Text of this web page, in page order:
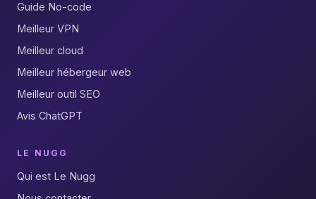
Guide No-code
Meilleur VPN
Meilleur cloud
Meilleur hébergeur web
Meilleur outil SEO
Avis ChatGPT
LE NUGG
Qui est Le Nugg